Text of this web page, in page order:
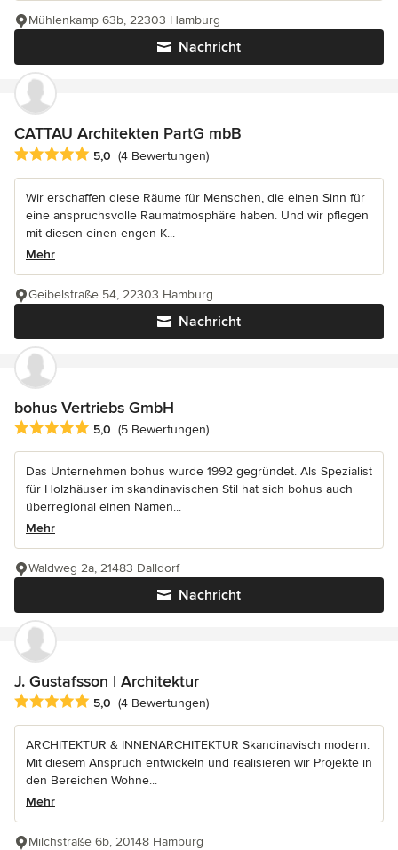
Nachricht
Mühlenkamp 63b, 22303 Hamburg
CATTAU Architekten PartG mbB
Durchschnittliche Bewertung: 5 von 5 Sternen
5,0 (4 Bewertungen)
Wir erschaffen diese Räume für Menschen, die einen Sinn für
eine anspruchsvolle Raumatmosphäre haben. Und wir pflegen
mit diesen einen engen K...
Mehr
Nachricht
Geibelstraße 54, 22303 Hamburg
bohus Vertriebs GmbH
Durchschnittliche Bewertung: 5 von 5 Sternen
5,0 (5 Bewertungen)
Das Unternehmen bohus wurde 1992 gegründet. Als Spezialist
für Holzhäuser im skandinavischen Stil hat sich bohus auch
überregional einen Namen...
Mehr
Nachricht
Waldweg 2a, 21483 Dalldorf
J. Gustafsson | Architektur
Durchschnittliche Bewertung: 5 von 5 Sternen
5,0 (4 Bewertungen)
ARCHITEKTUR & INNENARCHITEKTUR Skandinavisch modern:
Mit diesem Anspruch entwickeln und realisieren wir Projekte in
den Bereichen Wohne...
Mehr
Milchstraße 6b, 20148 Hamburg